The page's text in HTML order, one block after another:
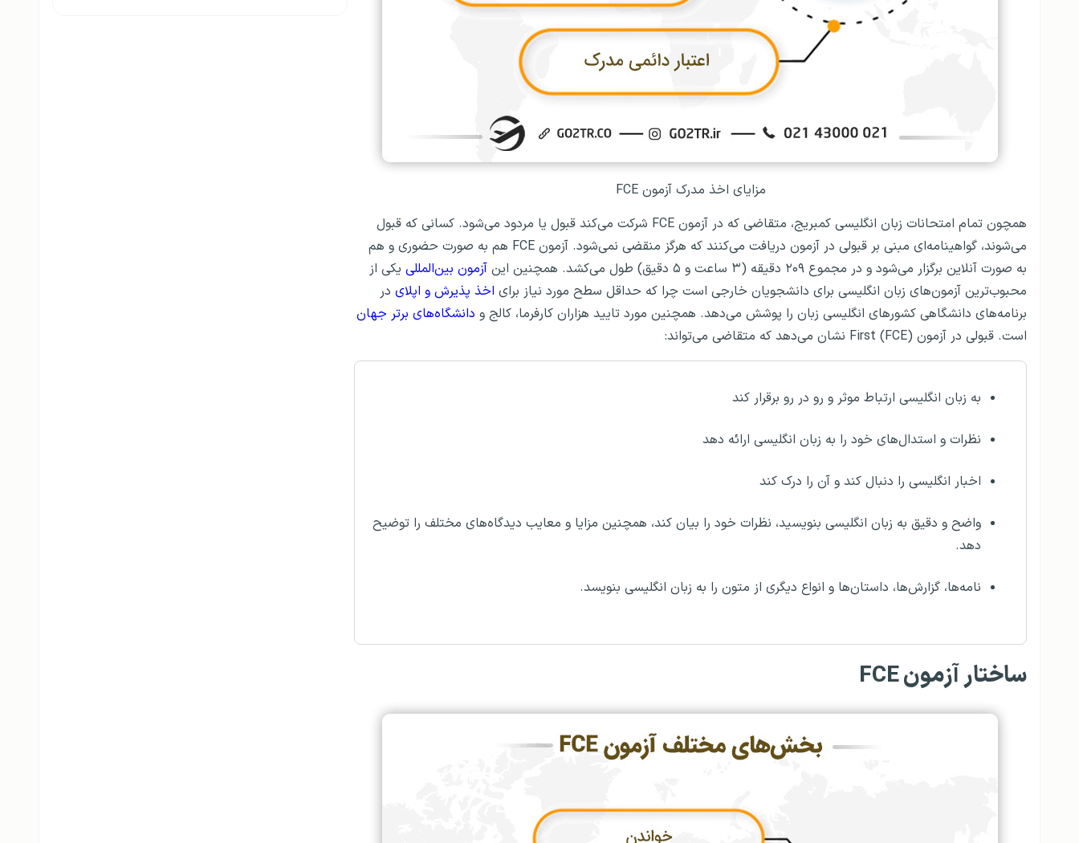
مزایای اخذ مدرک آزمون FCE
همچون تمام امتحانات زبان انگلیسی کمبریج، متقاضی که در آزمون FCE شرکت می‌کند قبول یا مردود می‌شود. کسانی که قبول
می‌شوند، گواهینامه‌ای مبنی بر قبولی در آزمون دریافت می‌کنند که هرگز منقضی نمی‌شود. آزمون FCE هم به صورت حضوری و هم
به صورت آنلاین برگزار می‌شود و در مجموع ۲۰۹ دقیقه (۳ ساعت و ۵ دقیق) طول می‌کشد. همچنین این
آزمون بین‌المللی یکی از
محبوب‌ترین آزمون‌های زبان انگلیسی برای دانشجویان خارجی است چرا که حداقل سطح مورد نیاز برای اخذ پذیرش و اپلای در
برنامه‌های دانشگاهی کشورهای انگلیسی زبان را پوشش می‌دهد. همچنین مورد تایید هزاران کارفرما، کالج و دانشگاه‌های برتر جهان
است. قبولی در آزمون First (FCE) نشان می‌دهد که متقاضی می‌تواند:
به زبان انگلیسی ارتباط موثر و رو در رو برقرار کند
نظرات و استدال‌های خود را به زبان انگلیسی ارائه دهد
اخبار انگلیسی را دنبال کند و آن را درک کند
واضح و دقیق به زبان انگلیسی بنویسید، نظرات خود را بیان کند، همچنین مزایا و معایب دیدگاه‌های مختلف را توضیح
دهد.
نامه‌ها، گزارش‌ها، داستان‌ها و انواع دیگری از متون را به زبان انگلیسی بنویسد.
ساختار آزمون FCE